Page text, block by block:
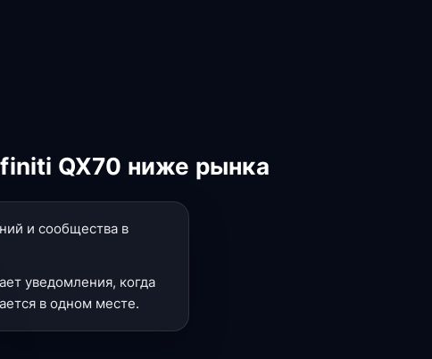
QX70 ниже рынка
и сообщества в
уведомления, когда
в одном месте.